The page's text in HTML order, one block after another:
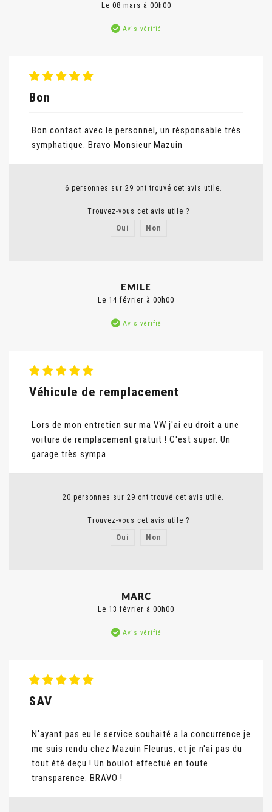
Le 08 mars à 00h00
Avis vérifié
Bon
Bon contact avec le personnel, un résponsable très
symphatique. Bravo Monsieur Mazuin
6 personnes sur 29 ont trouvé cet avis utile.
Trouvez-vous cet avis utile ?
Oui Non
EMILE
Le 14 février à 00h00
Avis vérifié
Véhicule de remplacement
Lors de mon entretien sur ma VW j'ai eu droit a une
voiture de remplacement gratuit ! C'est super. Un
garage très sympa
20 personnes sur 29 ont trouvé cet avis utile.
Trouvez-vous cet avis utile ?
Oui Non
MARC
Le 13 février à 00h00
Avis vérifié
SAV
N'ayant pas eu le service souhaité a la concurrence je
me suis rendu chez Mazuin Fleurus, et je n'ai pas du
tout été deçu ! Un boulot effectué en toute
transparence. BRAVO !